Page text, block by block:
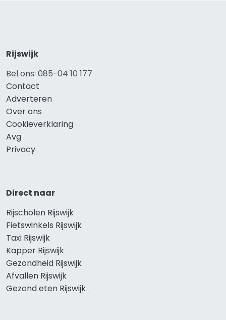
Rijswijk
Bel ons: 085-04 10 177
Contact
Adverteren
Over ons
Cookieverklaring
Avg
Privacy
Direct naar
Rijscholen Rijswijk
Fietswinkels Rijswijk
Taxi Rijswijk
Kapper Rijswijk
Gezondheid Rijswijk
Afvallen Rijswijk
Gezond eten Rijswijk